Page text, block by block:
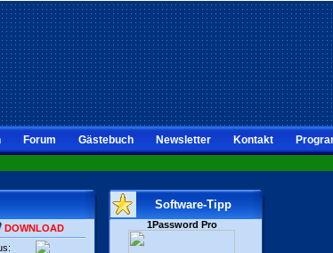
Forum Gästebuch Newsletter Kontakt
DOWNLOAD
Software-Tipp
1Password Pro